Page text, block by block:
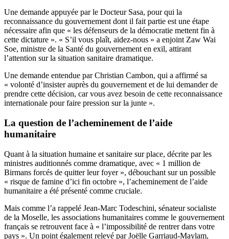
Une demande appuyée par le Docteur Sasa, pour qui la
reconnaissance du gouvernement dont il fait partie est une étape
nécessaire afin que « les défenseurs de la démocratie mettent fin à
cette dictature ». « S’il vous plaît, aidez-nous » a enjoint Zaw Wai
Soe, ministre de la Santé du gouvernement en exil, attirant
l’attention sur la situation sanitaire dramatique.
Une demande entendue par Christian Cambon, qui a affirmé sa
« volonté d’insister auprès du gouvernement et de lui demander de
prendre cette décision, car vous avez besoin de cette reconnaissance
internationale pour faire pression sur la junte ».
La question de l’acheminement de l’aide
humanitaire
Quant à la situation humaine et sanitaire sur place, décrite par les
ministres auditionnés comme dramatique, avec « 1 million de
Birmans forcés de quitter leur foyer », débouchant sur un possible
« risque de famine d’ici fin octobre », l’acheminement de l’aide
humanitaire a été présenté comme cruciale.
Mais comme l’a rappelé Jean-Marc Todeschini, sénateur socialiste
de la Moselle, les associations humanitaires comme le gouvernement
français se retrouvent face à « l’impossibilité de rentrer dans votre
pays ». Un point également relevé par Joëlle Garriaud-Maylam,